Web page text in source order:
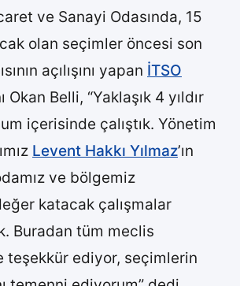
ve Sanayi Odasında, 15
olan seçimler öncesi son
açılışını yapan İTSO
Okan Belli, “Yaklaşık 4 yıldır
içerisinde çalıştık. Yönetim
Levent Hakkı Yılmaz’ın
ve bölgemiz
katacak çalışmalar
Buradan tüm meclis
teşekkür ediyor, seçimlerin